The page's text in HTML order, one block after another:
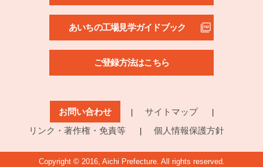
あいちの工場見学ガイドブック
ご登録方法はこちら
お問い合わせ
サイトマップ
リンク・著作権・免責等
個人情報保護方針
Copyright © 2016, Aichi Prefecture. All rights reserved.